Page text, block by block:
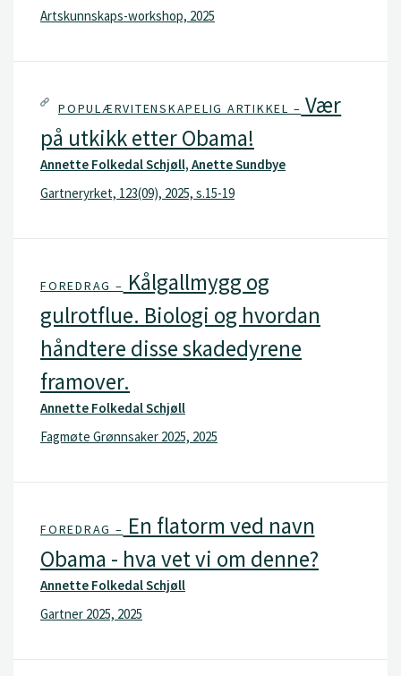
Artskunnskaps-workshop, 2025
POPULÆRVITENSKAPELIG ARTIKKEL – Vær
på utkikk etter Obama!
Annette Folkedal Schjøll, Anette Sundbye
Gartneryrket, 123(09), 2025, s.15-19
FOREDRAG – Kålgallmygg og
gulrotflue. Biologi og hvordan
håndtere disse skadedyrene
framover.
Annette Folkedal Schjøll
Fagmøte Grønnsaker 2025, 2025
FOREDRAG – En flatorm ved navn
Obama - hva vet vi om denne?
Annette Folkedal Schjøll
Gartner 2025, 2025